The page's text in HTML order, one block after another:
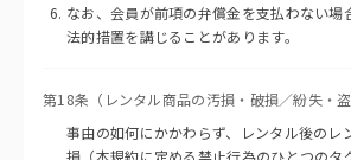
なお、会員が前項の弁償金を支払わない場
法的措置を講じることがあります。
第18条（レンタル商品の汚損・破損／紛失・盗
事由の如何にかかわらず、レンタル後のレ
損（本規約に定める禁止行為のひとつのタ